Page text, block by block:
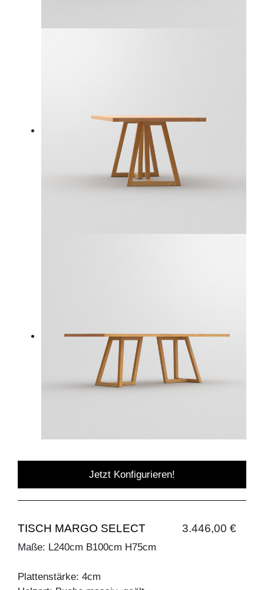
Jetzt Konfigurieren!
TISCH MARGO SELECT 3.446,00 €
Maße: L240cm B100cm H75cm
Plattenstärke: 4cm